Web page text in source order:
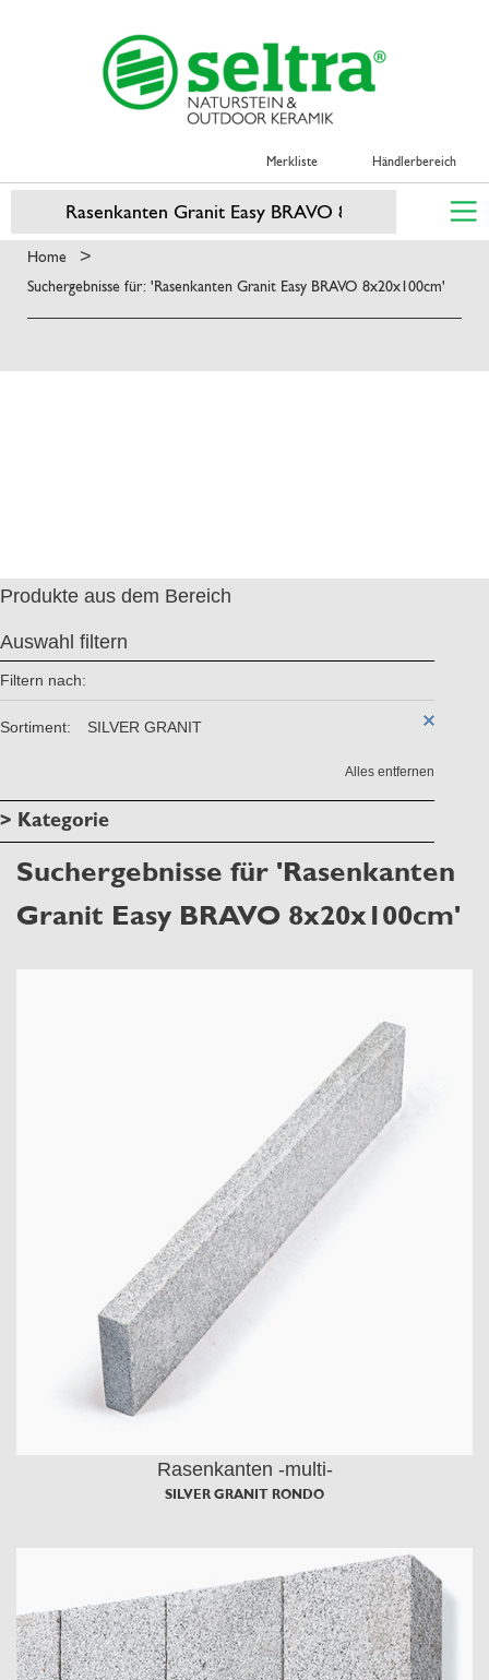
Merkliste Händlerbereich
Home >
Suchergebnisse für: 'Rasenkanten Granit Easy BRAVO 8x20x100cm'
Produkte aus dem Bereich
Auswahl filtern
Filtern nach:
Sortiment: SILVER GRANIT
Alles entfernen
> Kategorie
Suchergebnisse für 'Rasenkanten
Granit Easy BRAVO 8x20x100cm'
Rasenkanten -multi-
SILVER GRANIT RONDO